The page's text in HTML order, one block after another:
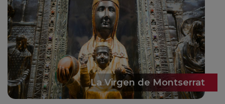
La Virgen de Montserrat